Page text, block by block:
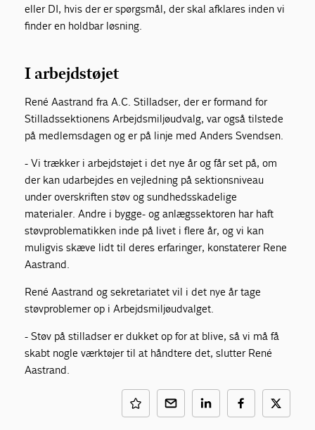
eller DI, hvis der er spørgsmål, der skal afklares inden vi
finder en holdbar løsning.
I arbejdstøjet
René Aastrand fra A.C. Stilladser, der er for­mand for
Stilladssektionens Arbejdsmiljø­udvalg, var også tilstede
på medlemsdagen og er på linje med Anders Svendsen.
- Vi trækker i arbejdstøjet i det nye år og får set på, om
der kan udarbejdes en vejledning på sektionsniveau
under overskriften støv og sundhedsskadelige
materialer. Andre i bygge- og anlægssektoren har haft
støv­problematikken inde på livet i flere år, og vi kan
muligvis skæve lidt til deres erfaringer, konstaterer Rene
Aastrand.
René Aastrand og sekretariatet vil i det nye år tage
støvproblemer op i Arbejdsmiljøud­valget.
- Støv på stilladser er dukket op for at blive, så vi må få
skabt nogle værktøjer til at hånd­tere det, slutter René
Aastrand.